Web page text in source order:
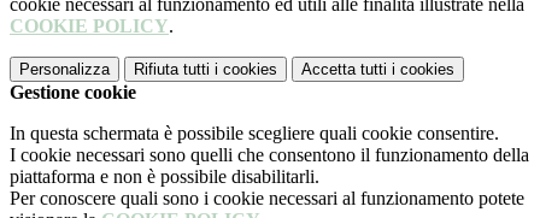
cookie necessari al funzionamento ed utili alle finalità illustrate nella
COOKIE POLICY.
Personalizza Rifiuta tutti i cookies Accetta tutti i cookies
Gestione cookie
In questa schermata è possibile scegliere quali cookie consentire.
I cookie necessari sono quelli che consentono il funzionamento della
piattaforma e non è possibile disabilitarli.
Per conoscere quali sono i cookie necessari al funzionamento potete